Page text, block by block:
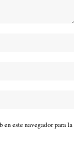
este navegador para la